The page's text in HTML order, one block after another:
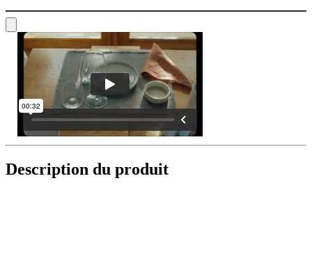
Description du produit